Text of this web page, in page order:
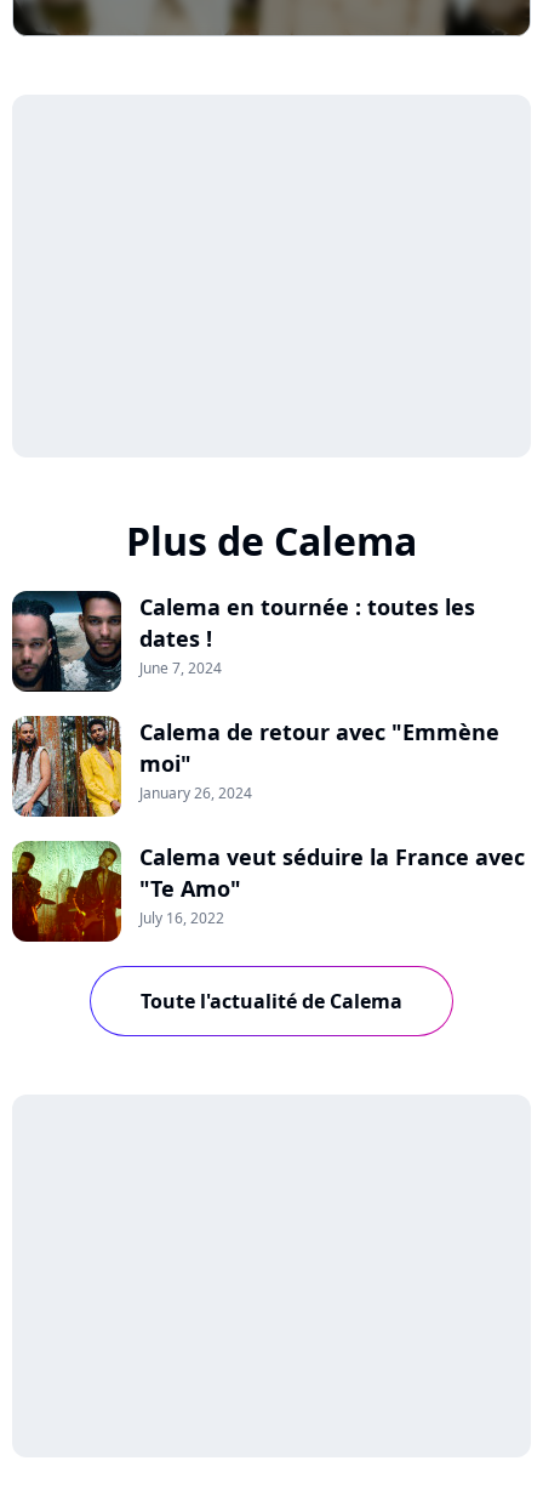
Plus de Calema
Calema en tournée : toutes les
dates !
June 7, 2024
Calema de retour avec "Emmène
moi"
January 26, 2024
Calema veut séduire la France avec
"Te Amo"
July 16, 2022
Toute l'actualité de Calema